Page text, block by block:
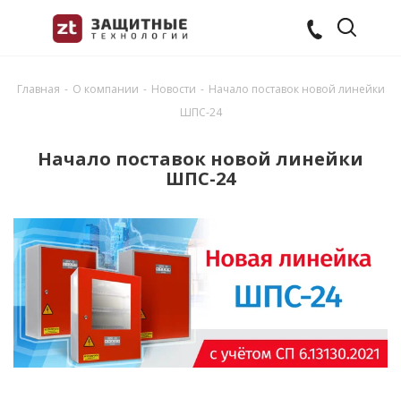
Главная - О компании - Новости - Начало поставок новой линейки
ШПС-24
Начало поставок новой линейки
ШПС-24